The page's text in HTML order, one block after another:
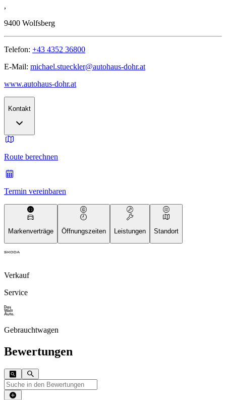
,
9400 Wolfsberg
Telefon: +43 4352 36800
E-Mail: michael.stueckler@autohaus-dohr.at
www.autohaus-dohr.at
Kontakt
Route berechnen
Termin vereinbaren
Markenverträge Öffnungszeiten Leistungen Standort
Verkauf
Service
Gebrauchtwagen
Bewertungen